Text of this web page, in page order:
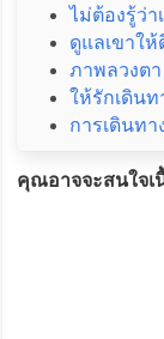
ไม่ต้องรู้ว่
ดูแลเขาให้
ภาพลวงตา
ให้รักเดินท
การเดินท
คุณอาจจะสนใจเ